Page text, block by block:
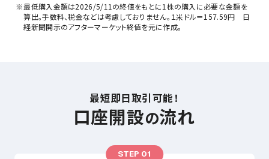
最低購入金額は2026/5/11の終値をもとに1株の購入に必要な金額を
算出。手数料、税金などは考慮しておりません。１米ドル＝157.59円 日
経新聞開示のアフターマーケット終値を元に作成。
最短即日取引可能！
口座開設の流れ
STEP 01